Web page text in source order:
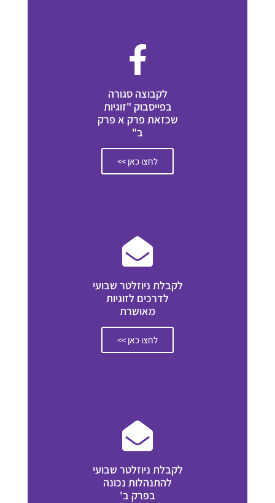
לקבוצה סגורה
בפייסבוק "זוגיות
שכזאת פרק א פרק
ב"
לחצו כאן >>
לקבלת ניוזלטר שבועי
לדרכים לזוגיות
מאושרת
לחצו כאן >>
לקבלת ניוזלטר שבועי
להתנהלות נכונה
בפרק ב'